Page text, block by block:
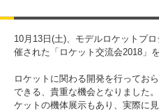
就職・キャリア
10月13日(土)、モデルロケットプ
催された「ロケット交流会2018」
ロケットに関わる開発を行ってお
できる、貴重な機会となりました
ケットの機体展示もあり、実際に